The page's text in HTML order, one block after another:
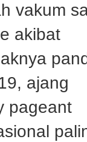
vakum
akibat
ajang
pageant